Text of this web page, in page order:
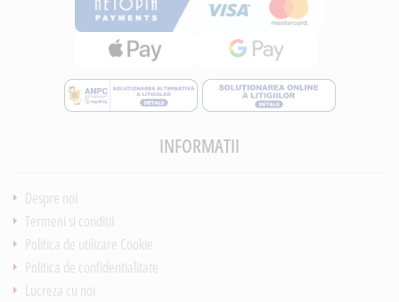
INFORMATII
Despre noi
Termeni si conditii
Politica de utilizare Cookie
Politica de confidentialitate
Lucreza cu noi